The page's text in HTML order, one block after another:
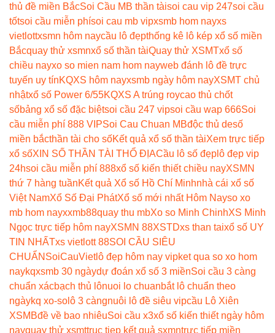
thủ đề miền BắcSoi Cầu MB thần tàisoi cau vip 247soi cầu
tốtsoi cầu miễn phísoi cau mb vipxsmb hom nayxs
vietlottxsmn hôm naycầu lô đẹpthống kê lô kép xổ số miền
Bắcquay thử xsmnxổ số thần tàiQuay thử XSMTxổ số
chiều nayxo so mien nam hom nayweb đánh lô đề trực
tuyến uy tínKQXS hôm nayxsmb ngày hôm nayXSMT chủ
nhậtxổ số Power 6/55KQXS A trúng roycao thủ chốt
sốbảng xổ số đặc biệtsoi cầu 247 vipsoi cầu wap 666Soi
cầu miễn phí 888 VIPSoi Cau Chuan MBđộc thủ desố
miền bắcthần tài cho sốKết quả xổ số thần tàiXem trực tiếp
xổ sốXIN SỐ THẦN TÀI THỔ ĐỊACầu lô số đẹp lô đẹp vip
24hsoi cầu miễn phí 888xổ số kiến thiết chiều nayXSMN
thứ 7 hàng tuầnKết quả Xổ số Hồ Chí Minhnhà cái xổ số
Việt NamXổ Số Đại PhátXổ số mới nhất Hôm Nayso xo
mb hom nayxxmb88quay thu mbXo so Minh ChinhXS Minh
Ngọc trực tiếp hôm nayXSMN 88XSTDxs than taixổ số UY
TIN NHẤTxs vietlott 88SOI CẦU SIÊU
CHUẨN SoiCauVietlô đẹp hôm nay vipket qua so xo hom
naykqxsmb 30 ngàydự đoán xổ số 3 miềnSoi cầu 3 càng
chuẩn xácbạch thủ lônuoi lo chuanbắt lô chuẩn theo
ngàykq xo-so lô 3 càngnuôi lô đề siêu vipcầu Lô Xiên
XSMBđề về bao nhiêuSoi cầu x3xổ số kiến thiết ngày hôm
nayquay thử xsmttruc tiep kết quả sxmntrực tiếp miền